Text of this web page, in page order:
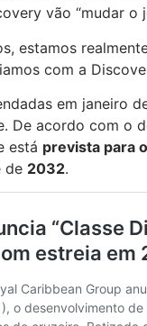
vão “mudar o
estamos
com a
em janeiro
De acordo com
está prevista para
de 2032.